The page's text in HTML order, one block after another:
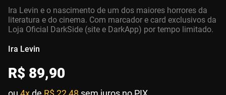
Ira Levin e o nascimento de um dos maiores horrores da
literatura e do cinema. Com marcador e card exclusivos da
Loja Oficial DarkSide (site e DarkApp) por tempo limitado.
Ira Levin
R$ 89,90